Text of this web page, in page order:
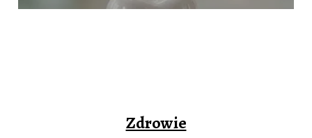
Zdrowie